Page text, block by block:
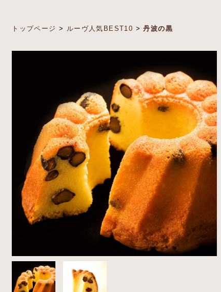
トップページ > ルーヴ人気BEST10 >丹波の黒